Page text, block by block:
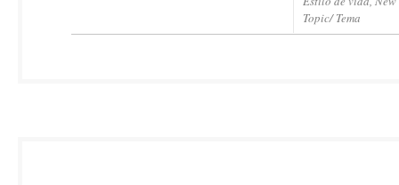
Topic/ Tema